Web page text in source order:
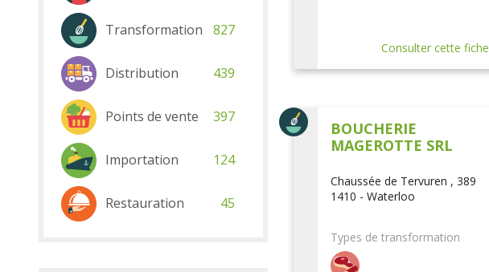
Consulter cette fiche
BOUCHERIE
MAGEROTTE SRL
Chaussée de Tervuren , 389
1410 - Waterloo
Types de transformation
Transformation 827
Distribution 439
Points de vente 397
Importation 124
Restauration 45